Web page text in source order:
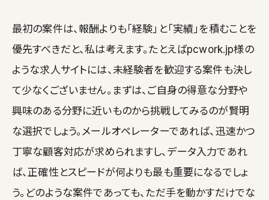
最初の案件は、報酬よりも「経験」と「実績」を積むことを
優先すべきだと、私は考えます。たとえばpcwork.jp様の
ような求人サイトには、未経験者を歓迎する案件も決し
て少なくございません。まずは、ご自身の得意な分野や
興味のある分野に近いものから挑戦してみるのが賢明
な選択でしょう。メールオペレーターであれば、迅速かつ
丁寧な顧客対応が求められますし、データ入力であれ
ば、正確性とスピードが何よりも最も重要になるでしょ
う。どのような案件であっても、ただ手を動かすだけでな